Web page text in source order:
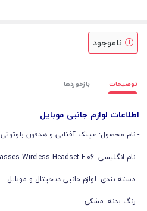
ناموجود
توضیحات بازخوردها
اطلاعات لوازم جانبی موبایل
- نام محصول: ‌عینک آفتابی و هدفون بلوتوثی
- نام انگلیسی: Glasses Wireless Headset F-06
- دسته بندی: لوازم جانبی دیجیتال و موبایل
- رنگ بدنه: مشکی